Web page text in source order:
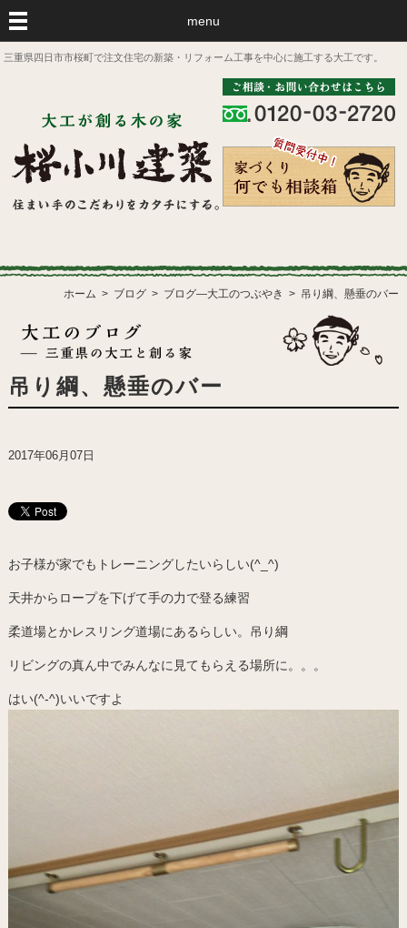
menu
三重県四日市市桜町で注文住宅の新築・リフォーム工事を中心に施工する大工です。
ホーム ブログ ブログ―大工のつぶやき 吊り綱、懸垂のバー
吊り綱、懸垂のバー
2017年06月07日
お子様が家でもトレーニングしたいらしい(^_^)
天井からロープを下げて手の力で登る練習
柔道場とかレスリング道場にあるらしい。吊り綱
リビングの真ん中でみんなに見てもらえる場所に。。。
はい(^-^)いいですよ